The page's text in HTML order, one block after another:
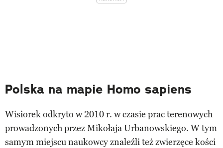
Polska na mapie Homo sapiens
Wisiorek odkryto w 2010 r. w czasie prac terenowych
prowadzonych przez Mikołaja Urbanowskiego. W tym
samym miejscu naukowcy znaleźli też zwierzęce kości